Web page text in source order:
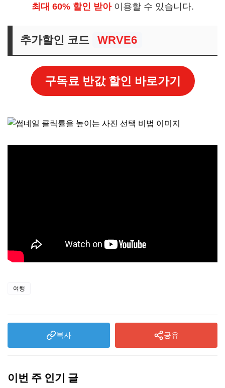
최대 60% 할인 받아이용할 수 있습니다.
추가할인 코드 WRVE6
구독료 반값 할인 바로가기
여행
복사 공유
이번 주 인기 글